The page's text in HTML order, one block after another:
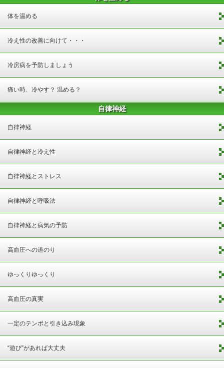
体を温める
冷え性の改善に向けて・・・
冷房病を予防しましょう
痛い時、冷やす？ 温める？
自律神経
自律神経
自律神経と冷え性
自律神経とストレス
自律神経と呼吸法
自律神経と病気の予防
高血圧への道のり
ゆっくりゆっくり
高血圧の真実
一定のテンポと引き込み現象
“遊び”があれば大丈夫